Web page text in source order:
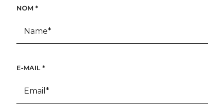
NOM *
E-MAIL *